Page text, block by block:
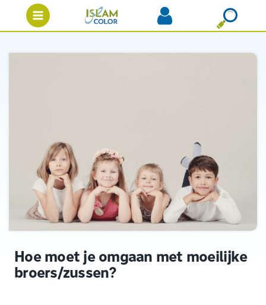
Hoe moet je omgaan met moeilijke
broers/zussen?